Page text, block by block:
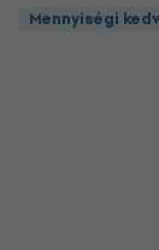
lágy és átható,
Mennyiségi